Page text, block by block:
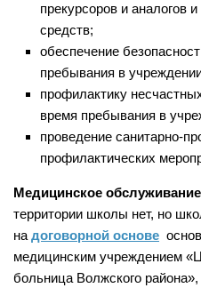
прекурсоров и аналогов
средств;
обеспечение
пребывания в
профилактику
время пребывания в
проведение санитарно-
профилактических
Медицинское
территории школы нет, но
надоговорной основе
медицинским учреждением
больница Волжского